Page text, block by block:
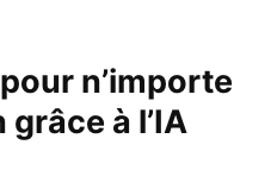
n’importe
à l’IA